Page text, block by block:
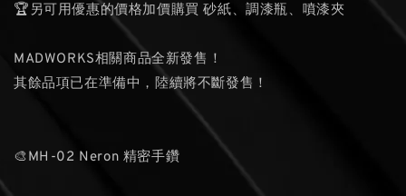
🏆另可用優惠的價格加價購買 砂紙、調漆瓶、噴漆夾
MADWORKS相關商品全新發售！
其餘品項已在準備中，陸續將不斷發售！
🎨MH-02 Neron 精密手鑽